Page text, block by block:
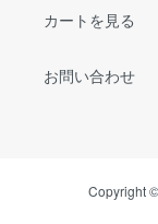
カートを見る
お問い合わせ
Copyright